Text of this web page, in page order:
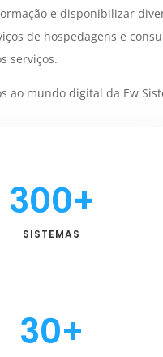
e disponibilizar
de hospedagens e
serviços.
ao mundo digital da Ew
300+
SISTEMAS
30+